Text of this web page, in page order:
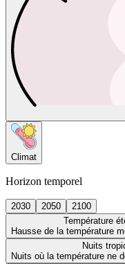
Climat
Horizon temporel
2030 2050
2100
Température
Hausse de la température
Nuits
Nuits où la température ne